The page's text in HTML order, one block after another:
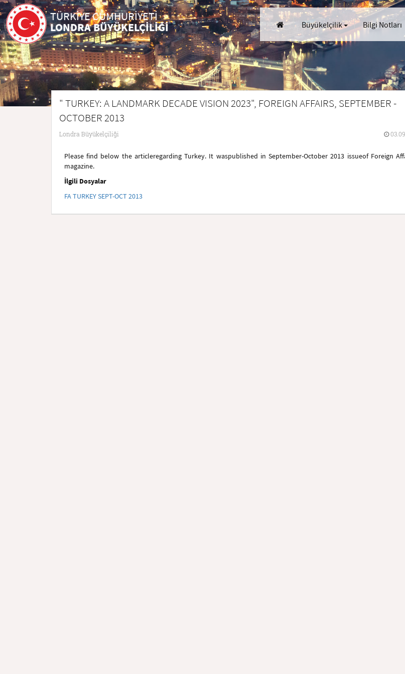
TÜRKİYE CUMHURİYETİ
LONDRA BÜYÜKELÇİLİĞİ Büyükelçilik Bilgi Notları
" TURKEY: A LANDMARK DECADE VISION 2023", FOREIGN AFFAIRS, SEPTEMBER -
OCTOBER 2013
Londra Büyükelçiliği
Please find below the articleregarding Turkey. It waspublished in September-October 2013 issueof Foreign
magazine.
İlgili Dosyalar
FA TURKEY SEPT-OCT 2013